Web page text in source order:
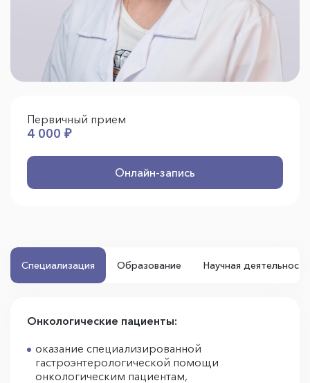
Первичный прием
4 000 ₽
Онлайн-запись
Специализация Образование Научная деятельность
Онкологические пациенты:
оказание специализированной
гастроэнтерологической помощи
онкологическим пациентам,